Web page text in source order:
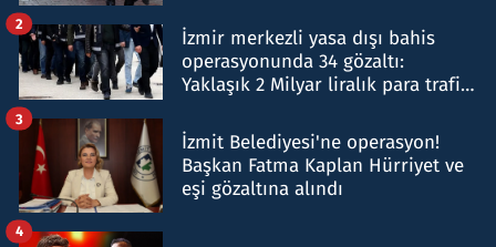
İzmir merkezli yasa dışı bahis
operasyonunda 34 gözaltı:
Yaklaşık 2 Milyar liralık para trafiği
2
İzmit Belediyesi'ne operasyon!
Başkan Fatma Kaplan Hürriyet ve
eşi gözaltına alındı
3
4